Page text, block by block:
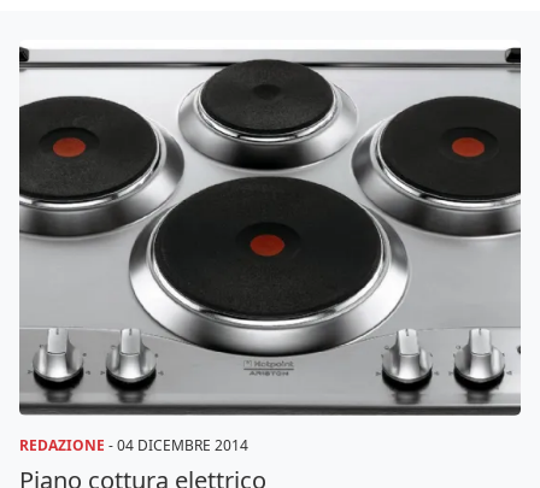
REDAZIONE -04 DICEMBRE 2014
Piano cottura elettrico